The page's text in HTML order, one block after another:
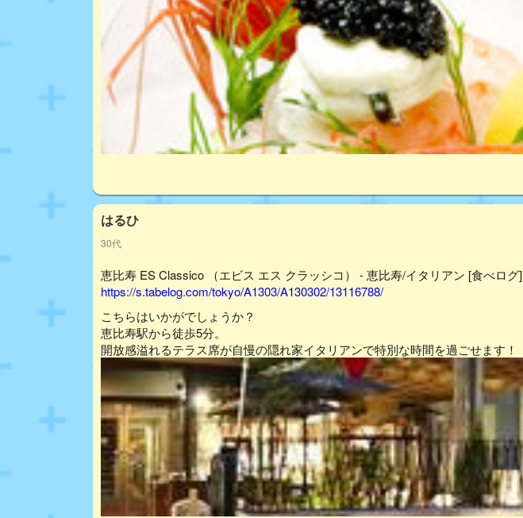
はるひ
30代
恵比寿 ES Classico （エビス エス クラッシコ） - 恵比寿/イタリアン [食べログ]
https://s.tabelog.com/tokyo/A1303/A130302/13116788/
こちらはいかがでしょうか？
恵比寿駅から徒歩5分。
開放感溢れるテラス席が自慢の隠れ家イタリアンで特別な時間を過ごせます！